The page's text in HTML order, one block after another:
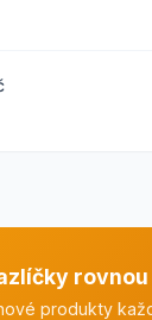
rovnou
produkty